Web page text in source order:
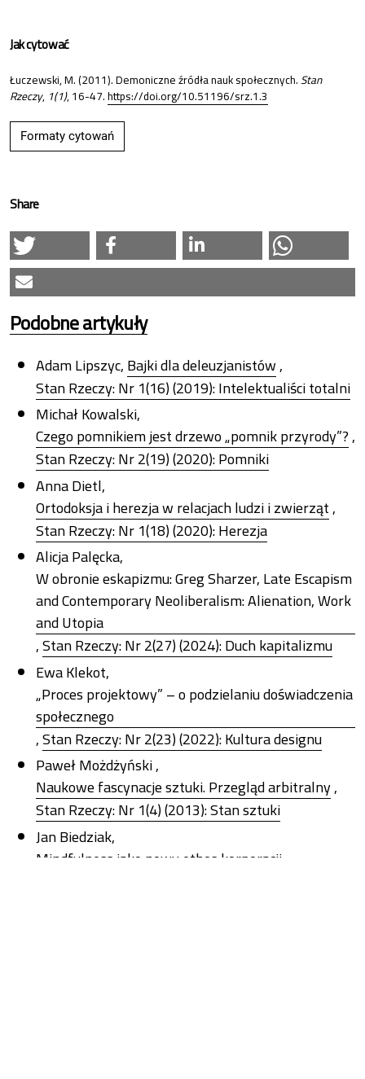
Jak cytować
Łuczewski, M. (2011). Demoniczne źródła nauk społecznych.Stan
Rzeczy, 1(1), 16-47.https://doi.org/10.51196/srz.1.3
Formaty cytowań
Share
Podobne artykuły
Adam Lipszyc,Bajki dla deleuzjanistów,
Stan Rzeczy: Nr 1(16) (2019): Intelektualiści totalni
Michał Kowalski,
Czego pomnikiem jest drzewo „pomnik przyrody”?,
Stan Rzeczy: Nr 2(19) (2020): Pomniki
Anna Dietl,
Ortodoksja i herezja w relacjach ludzi i zwierząt,
Stan Rzeczy: Nr 1(18) (2020): Herezja
Alicja Palęcka,
W obronie eskapizmu: Greg Sharzer, Late Escapism
and Contemporary Neoliberalism: Alienation, Work
and Utopia
,Stan Rzeczy: Nr 2(27) (2024): Duch kapitalizmu
Ewa Klekot,
„Proces projektowy” – o podzielaniu doświadczenia
społecznego
,Stan Rzeczy: Nr 2(23) (2022): Kultura designu
Paweł Możdżyński ,
Naukowe fascynacje sztuki. Przegląd arbitralny,
Stan Rzeczy: Nr 1(4) (2013): Stan sztuki
Jan Biedziak,
Mindfulness jako nowy ethos korporacji